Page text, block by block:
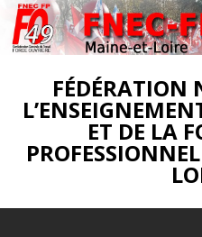
FÉDÉRATION
ET DE LA